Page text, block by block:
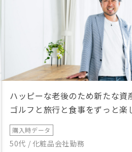
ハッピーな老後のため新たな資
ゴルフと旅行と食事をずっと楽
購入時データ
50代 / 化粧品会社勤務